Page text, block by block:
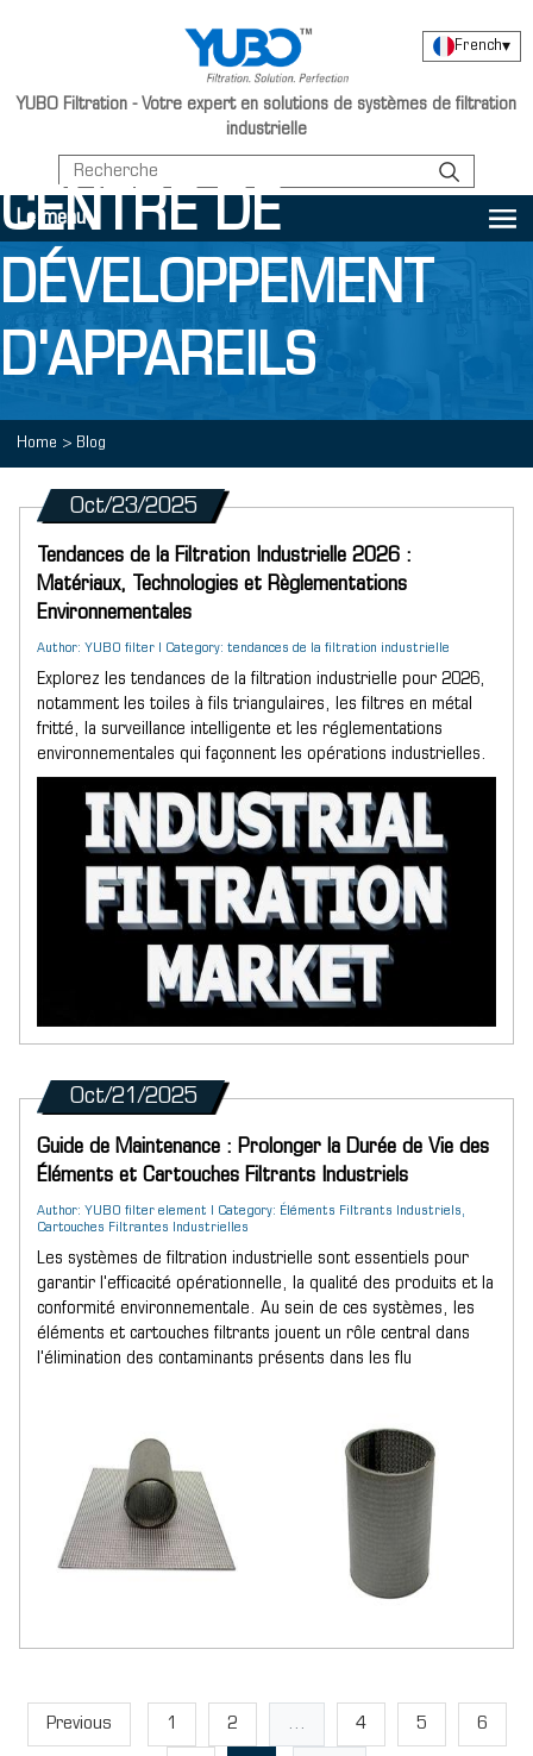
YUBO Filtration - Votre expert en solutions de systèmes de filtration
industrielle
French▾
Le menu
CENTRE DE
DÉVELOPPEMENT
D'APPAREILS
Home > Blog
Oct/23/2025
Tendances de la Filtration Industrielle 2026 :
Matériaux, Technologies et Règlementations
Environnementales
Author: YUBO filter | Category: tendances de la filtration industrielle
Explorez les tendances de la filtration industrielle pour 2026,
notamment les toiles à fils triangulaires, les filtres en métal
fritté, la surveillance intelligente et les réglementations
environnementales qui façonnent les opérations industrielles.
Oct/21/2025
Guide de Maintenance : Prolonger la Durée de Vie des
Éléments et Cartouches Filtrants Industriels
Author: YUBO filter element | Category: Éléments Filtrants Industriels,
Cartouches Filtrantes Industrielles
Les systèmes de filtration industrielle sont essentiels pour
garantir l'efficacité opérationnelle, la qualité des produits et la
conformité environnementale. Au sein de ces systèmes, les
éléments et cartouches filtrants jouent un rôle central dans
l'élimination des contaminants présents dans les flu
Previous 1 2 ... 4 5 6